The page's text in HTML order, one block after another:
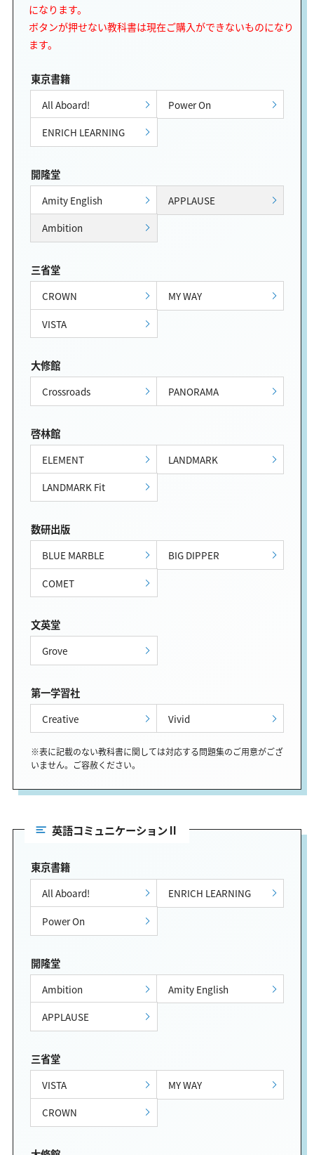
になります。
ボタンが押せない教科書は現在ご購入ができないものになり
ます。
東京書籍
All Aboard!
Power On
ENRICH LEARNING
開隆堂
Amity English
APPLAUSE
Ambition
三省堂
CROWN
MY WAY
VISTA
大修館
Crossroads PANORAMA
啓林館
ELEMENT
LANDMARK
LANDMARK Fit
数研出版
BLUE MARBLE
BIG DIPPER
COMET
文英堂
Grove
第一学習社
Creative Vivid
※表に記載のない教科書に関しては対応する問題集のご用意がござ
いません。ご容赦ください。
英語コミュニケーションⅡ
東京書籍
All Aboard!
ENRICH LEARNING
Power On
開隆堂
Ambition
Amity English
APPLAUSE
三省堂
VISTA
MY WAY
CROWN